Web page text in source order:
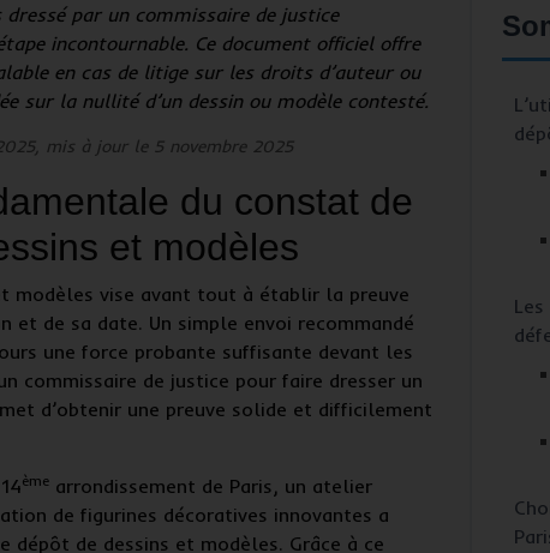
dressé par un commissaire de justice
incontournable. Ce document officiel offre
en cas de litige sur les droits d’auteur ou
sur la nullité d’un dessin ou modèle contesté.
mis à jour le 5 novembre 2025
du constat de
et modèles
modèles vise avant tout à établir la preuve
et de sa date. Un simple envoi recommandé
une force probante suffisante devant les
commissaire de justice pour faire dresser un
d’obtenir une preuve solide et difficilement
ème arrondissement de Paris, un atelier
de figurines décoratives innovantes a
dépôt de dessins et modèles. Grâce à ce